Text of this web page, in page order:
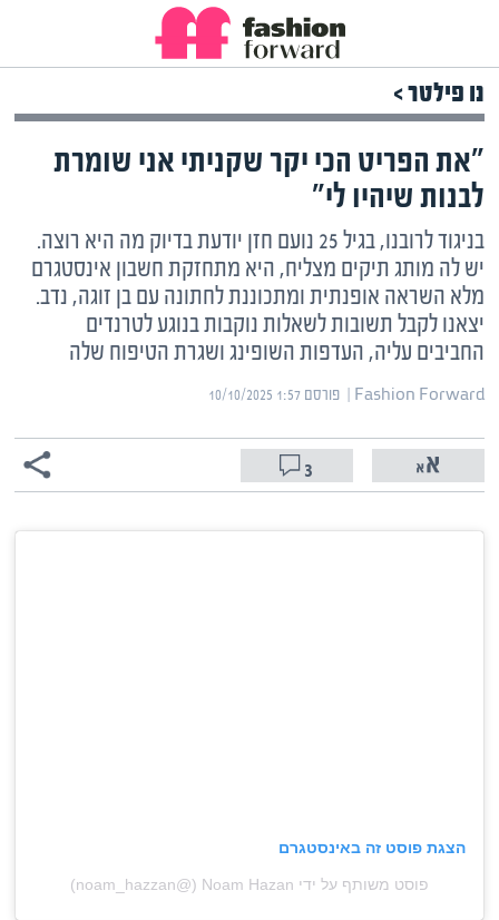
נו פילטר >
"את הפריט הכי יקר שקניתי אני שומרת
לבנות שיהיו לי"
בניגוד לרובנו, בגיל 25 נועם חזן יודעת בדיוק מה היא רוצה.
יש לה מותג תיקים מצליח, היא מתחזקת חשבון אינסטגרם
מלא השראה אופנתית ומתכוננת לחתונה עם בן זוגה, נדב.
יצאנו לקבל תשובות לשאלות נוקבות בנוגע לטרנדים
החביבים עליה, העדפות השופינג ושגרת הטיפוח שלה
Fashion Forward | ‏ פורסם ‎10/10/2025 1:57
3
הצגת פוסט זה באינסטגרם
פוסט משותף על ידי ‏‎Noam Hazan‎‏ (@‏‎noam_hazzan‎‏)